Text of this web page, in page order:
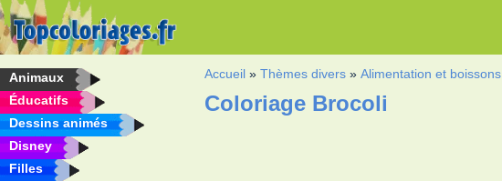
Animaux
Éducatifs
Dessins animés
Disney
Filles
Accueil »Thèmes divers »Alimentation et boissons
Coloriage Brocoli